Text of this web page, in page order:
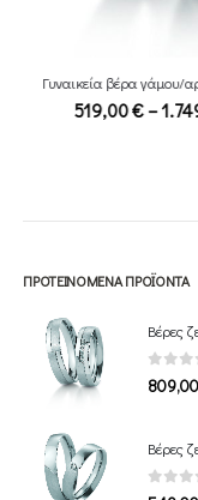
519,00€–
ΠΡΟΤΕΙΝΌΜΕΝΑ ΠΡΟΪΌΝΤΑ
Βέρες
0out
Βέρες
0